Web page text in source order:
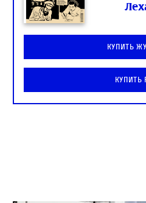
Купить
Купить